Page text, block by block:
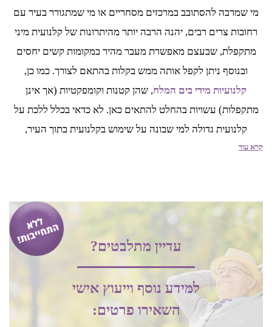
מי שמרבה להסתובב במרכזים מסחריים או מי שמתגורר בעיר עם
רחובות צרים רבים, יהנה הרבה יותר מהיתרונות של קלנועית מיני
מתקפלת, שבעצם מאפשרת מעבר מהיר במקומות קשים יחסים
ובנוסף ניתן לקפל אותה ממש בקלות בהתאם לצורך. כמו כן,
קלנועיות מידי בים המלח, שהן קטנות וקומפקטיות (אך אינן
מתקפלות) עשויות בהחלט להתאים כאן. לא כדאי בכלל ללכת על
קלנועית גדולה למי שבונה על שימוש בקלנועית בתוך העיר,
במרכזים מסחריים ובמקומות הומי אדם. כמו כן חשוב לזכור כי
אחסון הקלנועית בים המלח
גם אחסון הקלנועית הוא עניין חשוב לא פחות. כפי שציינו, קלנועיות
בים המלח לרוב משמשות את בני גיל הזהב באיזורים הכפריים, שם
לרוב מדובר בבתים גדולים יחסים עם שטחי אחסון נרחבים,
ובאזורים עירוניים, שם במקרים רבים נושא האחסון מאתגר הרבה
קלנועית מיני מתקפלת בים המלחהיא הפתרון הטוב ביותר
קרא עוד
עדיין מתלבטים?
למידע נוסף וייעוץ אישי
השאירו פרטים: